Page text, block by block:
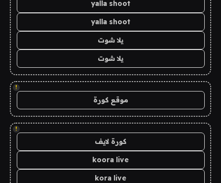
yalla shoot
yalla shoot
يلا شوت
يلا شوت
!
موقع كورة
!
كورة لايف
koora live
kora live